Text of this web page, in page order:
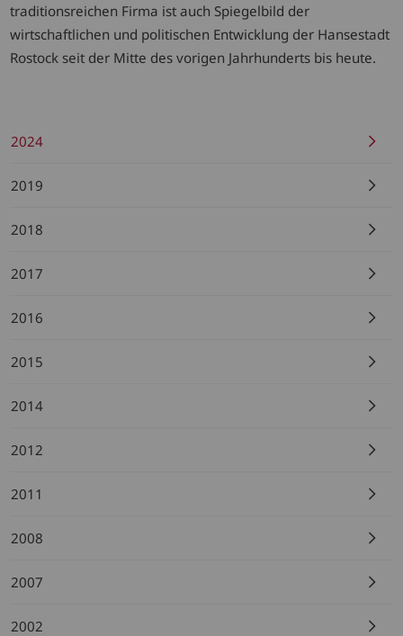
traditionsreichen Firma ist auch Spiegelbild der
wirtschaftlichen und politischen Entwicklung der Hansestadt
Rostock seit der Mitte des vorigen Jahrhunderts bis heute.
2024
2019
2018
2017
2016
2015
2014
2012
2011
2008
2007
2002